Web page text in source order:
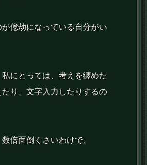
億劫になっている自分がい
にとっては、考えを纏めた
たり、文字入力したりするの
倍面倒くさいわけで、